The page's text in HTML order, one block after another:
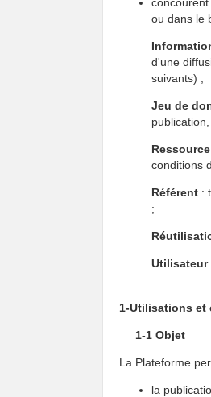
ou dans le
d'une
suivants) ;
Jeu de
Ressource
conditions
Référent :
;
Utilisateur
1-Utilisations et
1-1 Objet
La Plateforme
la